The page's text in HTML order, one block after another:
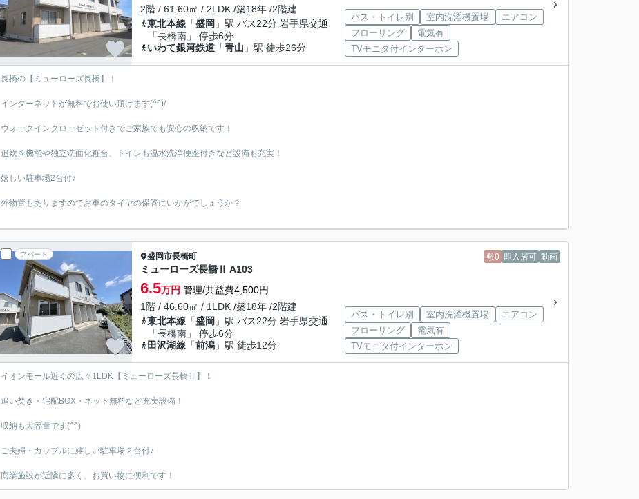
2階 / 61.60㎡ / 2LDK /築18年 /2階建
東北本線 「盛岡 」駅 バス22分 岩手県交通
「長橋南」 停歩6分
いわて銀河鉄道 「青山 」駅 徒歩26分
バス・トイレ別 室内洗濯機置場
エアコン
フローリング
電気有
TVモニタ付インターホン
長橋の【ミューローズ長橋】！
インターネットが無料でお使い頂けます(^^)/
ウォークインクローゼット付きでご家族でも安心の収納です！
追炊き機能や独立洗面化粧台、トイレも温水洗浄便座付きなど設備も充実！
嬉しい駐車場2台付♪
外物置もありますのでお車のタイヤの保管にいかがでしょうか？
アパート 敷0 即入居可 動画
盛岡市長橋町
ミューローズ長橋Ⅱ A103
6.5万円 管理/共益費4,500円
1階 / 46.60㎡ / 1LDK /築18年 /2階建
東北本線 「盛岡 」駅 バス22分 岩手県交通
「長橋南」 停歩6分
田沢湖線 「前潟 」駅 徒歩12分
バス・トイレ別 室内洗濯機置場
エアコン
フローリング
電気有
TVモニタ付インターホン
イオンモール近くの広々1LDK【ミューローズ長橋Ⅱ】！
追い焚き・宅配BOX・ネット無料など充実設備！
収納も大容量です(^^)
ご夫婦・カップルに嬉しい駐車場２台付♪
商業施設が近隣に多く、お買い物に便利です！